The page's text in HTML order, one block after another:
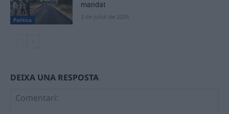
Política
mandat
3 de juliol de 2026
DEIXA UNA RESPOSTA